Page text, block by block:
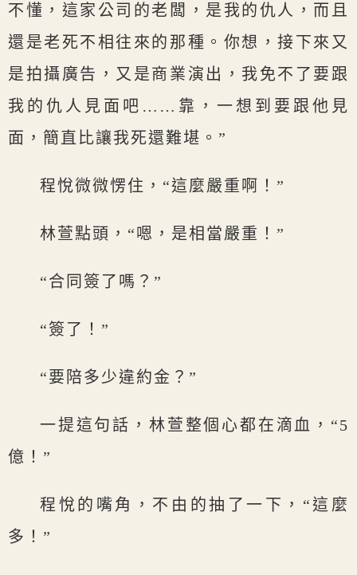
不懂，這家公司的老闆，是我的仇人，而且
還是老死不相往來的那種。你想，接下來又
是拍攝廣告，又是商業演出，我免不了要跟
我的仇人見面吧……靠，一想到要跟他見
面，簡直比讓我死還難堪。”
程悅微微愣住，“這麼嚴重啊！”
林萱點頭，“嗯，是相當嚴重！”
“合同簽了嗎？”
“簽了！”
“要陪多少違約金？”
一提這句話，林萱整個心都在滴血，“5
億！”
程悅的嘴角，不由的抽了一下，“這麼
多！”